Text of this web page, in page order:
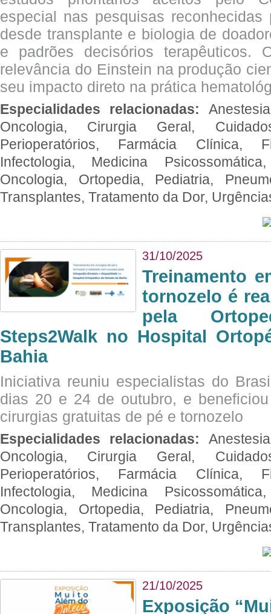
especial nas pesquisas
desde transplante e biologia de
e padrões decisórios terapêuticos.
relevância do Einstein na produção
seu impacto direto na prática
Especialidades relacionadas:
Oncologia, Cirurgia Geral,
Perioperatórios, Farmácia Clínica,
Infectologia, Medicina
Oncologia, Ortopedia, Pediatria,
Transplantes, Tratamento da Dor,
31/10/2025
Treinamento
tornozelo é
pela
Steps2Walk no Hospital
Bahia
Iniciativa reuniu especialistas do
dias 20 e 24 de outubro, e
cirurgias gratuitas de pé e tornozelo
Especialidades relacionadas:
Oncologia, Cirurgia Geral,
Perioperatórios, Farmácia Clínica,
Infectologia, Medicina
Oncologia, Ortopedia, Pediatria,
Transplantes, Tratamento da Dor,
21/10/2025
Exposição